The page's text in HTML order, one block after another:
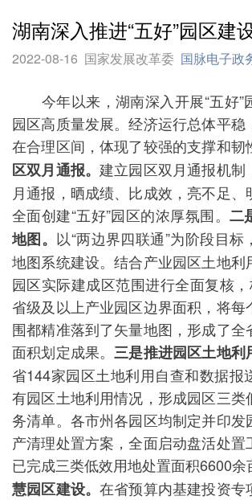
湖南深入推进“五好”园区建
2022-08-16 国家发展改革委 国脉电子政
今年以来，湖南深入开展“五好”
园区高质量发展。经济运行总体平稳
在合理区间，体现了较强的支撑和韧
区双月通报。建立园区双月通报机制
月通报，晒成绩、比成效，亮不足、
全面创建“五好”园区的浓厚氛围。 二
地图。 以“两边界四联通”为阶段目
地图系统建设。结合产业园区土地利
园区实际建成区范围进行全面复核
省级及以上产业园区边界面积，将每
围都精准落到了矢量地图，形成了全
面积划定成果。 三是推进园区土地利
省144家园区土地利用自查和数据报
有园区土地利用情况，形成园区三类
务清单。各市州各园区均制定并印发
产清理处置方案，全面启动盘活处置
已完成三类低效用地处置面积6600余
慧园区建设。在省预算内基建投资专